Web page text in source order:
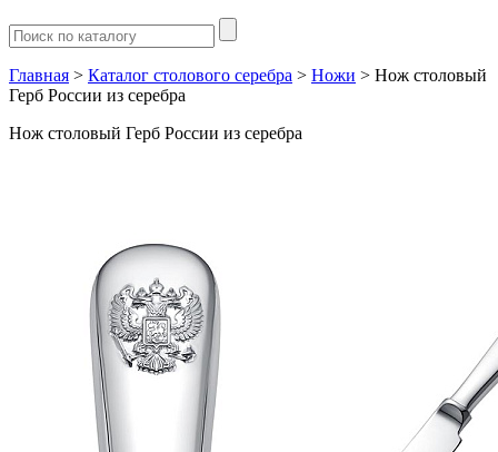
Главная > Каталог столового серебра > Ножи > Нож столовый
Герб России из серебра
Нож столовый Герб России из серебра